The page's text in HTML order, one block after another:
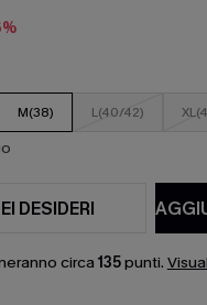
M(38) L(40/42)
DESIDERI
circa 135punti.